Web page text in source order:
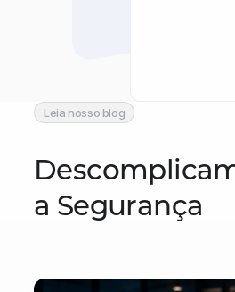
Leia nosso blog
a Segurança